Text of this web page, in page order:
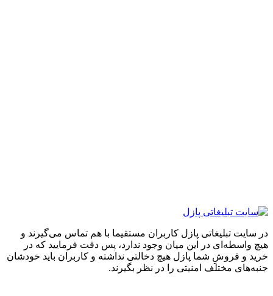
تبلیغاتی پازل کاربران مستقیما با هم تماس می‌گیرند و
در این میان وجود ندارد، پس دقت فرمایید که در
و فروشِ شما پازل هیچ دخالتی نداشته و کاربران باید خودشان
مختلف امنیتی را در نظر بگیرند.